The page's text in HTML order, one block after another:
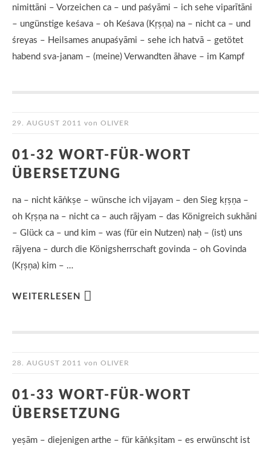
nimittāni – Vorzeichen ca – und paśyāmi – ich sehe viparītāni
– ungünstige keśava – oh Keśava (Kṛṣṇa) na – nicht ca – und
śreyas – Heilsames anupaśyāmi – sehe ich hatvā – getötet
habend sva-janam – (meine) Verwandten āhave – im Kampf
29. AUGUST 2011 von OLIVER
01-32 WORT-FÜR-WORT
ÜBERSETZUNG
na – nicht kāṅkṣe – wünsche ich vijayam – den Sieg kṛṣṇa –
oh Kṛṣṇa na – nicht ca – auch rājyam – das Königreich sukhāni
– Glück ca – und kim – was (für ein Nutzen) naḥ – (ist) uns
rājyena – durch die Königsherrschaft govinda – oh Govinda
(Kṛṣṇa) kim – …
WEITERLESEN
28. AUGUST 2011 von OLIVER
01-33 WORT-FÜR-WORT
ÜBERSETZUNG
yeṣām – diejenigen arthe – für kāṅkṣitam – es erwünscht ist